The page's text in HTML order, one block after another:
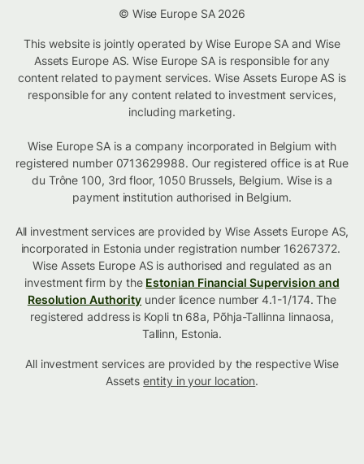
© Wise Europe SA 2026
This website is jointly operated by Wise Europe SA and Wise
Assets Europe AS. Wise Europe SA is responsible for any
content related to payment services. Wise Assets Europe AS is
responsible for any content related to investment services,
including marketing.
Wise Europe SA is a company incorporated in Belgium with
registered number 0713629988. Our registered office is at Rue
du Trône 100, 3rd floor, 1050 Brussels, Belgium. Wise is a
payment institution authorised in Belgium.
All investment services are provided by Wise Assets Europe AS,
incorporated in Estonia under registration number 16267372.
Wise Assets Europe AS is authorised and regulated as an
investment firm by the Estonian Financial Supervision and
Resolution Authority under licence number 4.1-1/174. The
registered address is Kopli tn 68a, Põhja-Tallinna linnaosa,
Tallinn, Estonia.
All investment services are provided by the respective Wise
Assetsentity in your location.